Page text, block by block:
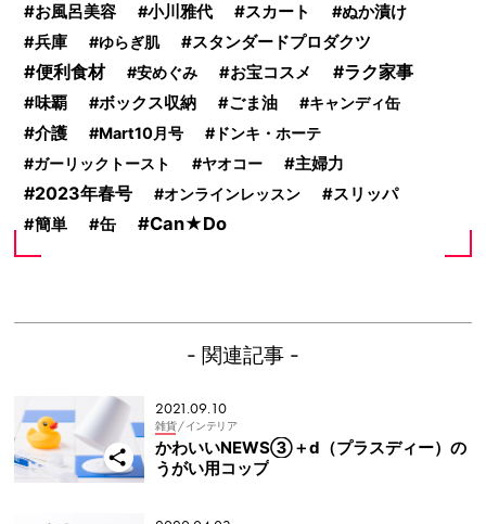
お風呂美容 小川雅代 スカート
ぬか漬け
兵庫
ゆらぎ肌 スタンダードプロダクツ
便利食材 安めぐみ お宝コスメ ラク家事
味覇 ボックス収納 ごま油 キャンディ缶
介護 Mart10月号
ドンキ・ホーテ
ガーリックトースト
ヤオコー 主婦力
2023年春号 オンラインレッスン
スリッパ
簡単
缶 Can★Do
- 関連記事 -
2021.09.10
雑貨 / インテリア
かわいいNEWS③＋d（プラスディー）の
うがい用コップ